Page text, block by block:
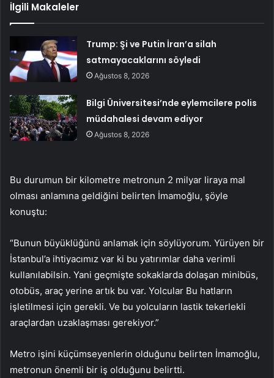
İlgili Makaleler
Trump: Şi ve Putin İran’a silah
satmayacaklarını söyledi
Ağustos 8, 2026
Bilgi Üniversitesi’nde eylemcilere polis
müdahalesi devam ediyor
Ağustos 8, 2026
Bu durumun bir kilometre metronun 2 milyar liraya mal
olması anlamına geldiğini belirten İmamoğlu, şöyle
konuştu:
“Bunun büyüklüğünü anlamak için söylüyorum. Yürüyen bir
İstanbul’a ihtiyacımız var ki bu yatırımlar daha verimli
kullanılabilsin. Yani geçmişte sokaklarda dolaşan minibüs,
otobüs, araç yerine artık bu var. Yolcular Bu hatların
işletilmesi için gerekli. Ve bu yolcuların lastik tekerlekli
araçlardan uzaklaşması gerekiyor.”
Metro işini küçümseyenlerin olduğunu belirten İmamoğlu,
metronun önemli bir iş olduğunu belirtti.